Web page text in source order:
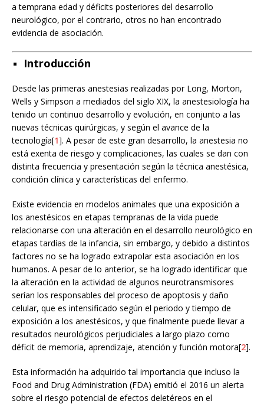
a temprana edad y déficits posteriores del desarrollo
neurológico, por el contrario, otros no han encontrado
evidencia de asociación.
Introducción
Desde las primeras anestesias realizadas por Long, Morton,
Wells y Simpson a mediados del siglo XIX, la anestesiología ha
tenido un continuo desarrollo y evolución, en conjunto a las
nuevas técnicas quirúrgicas, y según el avance de la
tecnología[1]. A pesar de este gran desarrollo, la anestesia no
está exenta de riesgo y complicaciones, las cuales se dan con
distinta frecuencia y presentación según la técnica anestésica,
condición clínica y características del enfermo.
Existe evidencia en modelos animales que una exposición a
los anestésicos en etapas tempranas de la vida puede
relacionarse con una alteración en el desarrollo neurológico en
etapas tardías de la infancia, sin embargo, y debido a distintos
factores no se ha logrado extrapolar esta asociación en los
humanos. A pesar de lo anterior, se ha logrado identificar que
la alteración en la actividad de algunos neurotransmisores
serían los responsables del proceso de apoptosis y daño
celular, que es intensificado según el periodo y tiempo de
exposición a los anestésicos, y que finalmente puede llevar a
resultados neurológicos perjudiciales a largo plazo como
déficit de memoria, aprendizaje, atención y función motora[2].
Esta información ha adquirido tal importancia que incluso la
Food and Drug Administration (FDA) emitió el 2016 un alerta
sobre el riesgo potencial de efectos deletéreos en el